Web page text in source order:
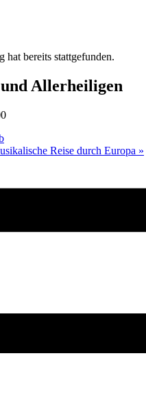
hat bereits stattgefunden.
Allerheiligen
Reise durch Europa »